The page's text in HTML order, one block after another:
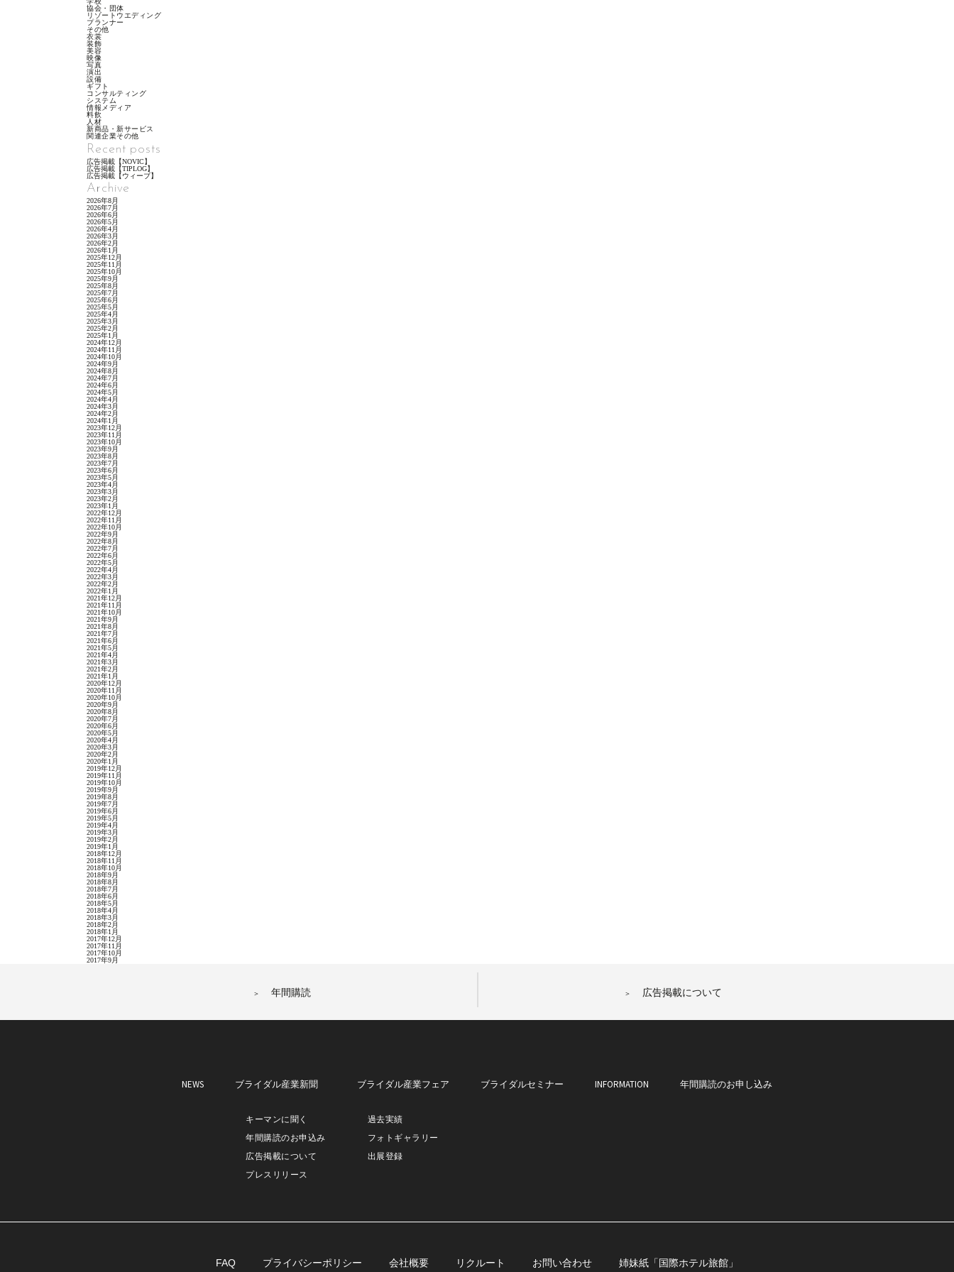
協会・団体
リゾートウエディング
プランナー
その他
衣裳
装飾
美容
映像
写真
演出
設備
ギフト
コンサルティング
システム
情報メディア
料飲
人材
新商品・新サービス
関連企業その他
Recent posts
広告掲載【NOVIC】
広告掲載【TIPLOG】
広告掲載【ウィーブ】
Archive
2026年8月
2026年7月
2026年6月
2026年5月
2026年4月
2026年3月
2026年2月
2026年1月
2025年12月
2025年11月
2025年10月
2025年9月
2025年8月
2025年7月
2025年6月
2025年5月
2025年4月
2025年3月
2025年2月
2025年1月
2024年12月
2024年11月
2024年10月
2024年9月
2024年8月
2024年7月
2024年6月
2024年5月
2024年4月
2024年3月
2024年2月
2024年1月
2023年12月
2023年11月
2023年10月
2023年9月
2023年8月
2023年7月
2023年6月
2023年5月
2023年4月
2023年3月
2023年2月
2023年1月
2022年12月
2022年11月
2022年10月
2022年9月
2022年8月
2022年7月
2022年6月
2022年5月
2022年4月
2022年3月
2022年2月
2022年1月
2021年12月
2021年11月
2021年10月
2021年9月
2021年8月
2021年7月
2021年6月
2021年5月
2021年4月
2021年3月
2021年2月
2021年1月
2020年12月
2020年11月
2020年10月
2020年9月
2020年8月
2020年7月
2020年6月
2020年5月
2020年4月
2020年3月
2020年2月
2020年1月
2019年12月
2019年11月
2019年10月
2019年9月
2019年8月
2019年7月
2019年6月
2019年5月
2019年4月
2019年3月
2019年2月
2019年1月
2018年12月
2018年11月
2018年10月
2018年9月
2018年8月
2018年7月
2018年6月
2018年5月
2018年4月
2018年3月
2018年2月
2018年1月
2017年12月
2017年11月
2017年10月
2017年9月
年間購読 広告掲載について
NEWS ブライダル産業新聞
キーマンに聞く
年間購読のお申込み
広告掲載について
プレスリリース
ブライダル産業フェア
過去実績
フォトギャラリー
出展登録
ブライダルセミナー INFORMATION 年間購読のお申し込み
FAQ プライバシーポリシー 会社概要 リクルート お問い合わせ 姉妹紙「国際ホテル旅館」